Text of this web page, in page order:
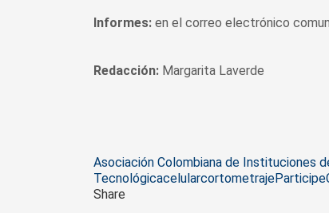
Informes: en el correo electrónico
Redacción: Margarita Laverde
Tags
Asociación Colombiana de Instituciones
TecnológicacelularcortometrajeParticipe
Share